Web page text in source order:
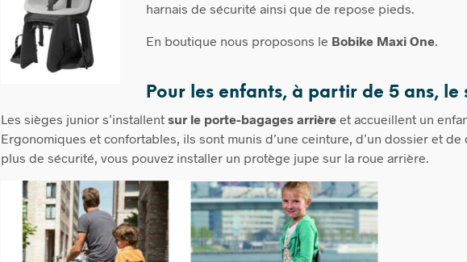
harnais de sécurité ainsi que de repose pieds.
En boutique nous proposons le Bobike Maxi One.
Pour les enfants, à partir de 5 ans, le
Les sièges junior s’installent sur le porte-bagages arrière et accueillent un
Ergonomiques et confortables, ils sont munis d’une ceinture, d’un dossier et de
plus de sécurité, vous pouvez installer un protège jupe sur la roue arrière.